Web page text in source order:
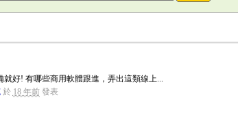
好! 有哪些商用軟體跟進，弄出這類線上...
於 18 年前發表